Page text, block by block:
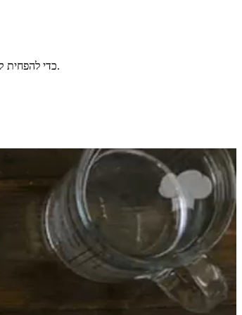
כדי להפחית קלוריות במתכון ניתן להמיר את האשל ביוגרט 1.5% ולהפחית את כמות השמן לרבע כוס במקום חצי. ניתן לשדרג ולהמיר את הקמח הלבן בקמח חיטה מלא או קמח כוסמין.